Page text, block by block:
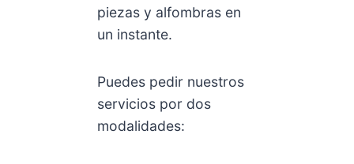
piezas y alfombras en
un instante.
Puedes pedir nuestros
servicios por dos
modalidades: